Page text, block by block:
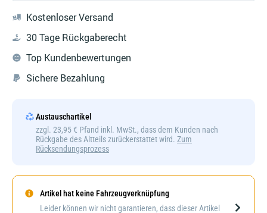
Kostenloser Versand
30 Tage Rückgaberecht
Top Kundenbewertungen
Sichere Bezahlung
Austauschartikel
zzgl. 23,95 € Pfand inkl. MwSt., dass dem Kunden nach
Rückgabe des Altteils zurückerstattet wird. Zum
Rücksendungsprozess
Darstellung kann abweichen
Artikel hat keine Fahrzeugverknüpfung
Leider können wir nicht garantieren, dass dieser Artikel